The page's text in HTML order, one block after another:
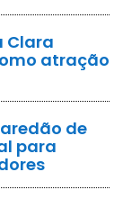
Clara
atração
de
para